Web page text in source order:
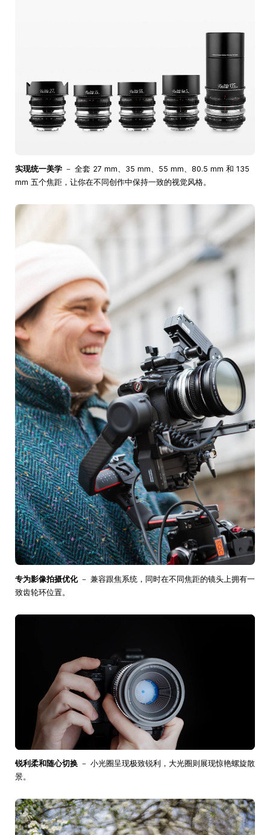
实现统一美学 － 全套 27 mm、35 mm、55 mm、80.5 mm 和 135
mm 五个焦距，让你在不同创作中保持一致的视觉风格。
专为影像拍摄优化－ 兼容跟焦系统，同时在不同焦距的镜头上拥有一
致齿轮环位置。
锐利柔和随心切换 － 小光圈呈现极致锐利，大光圈则展现惊艳螺旋散
景。